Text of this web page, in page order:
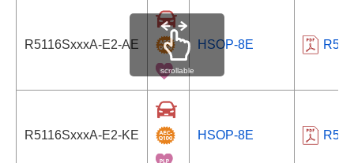
R5116SxxxA-E2-AE HSOP-8E
R5116SxxxA-E2-KE HSOP-8E
scrollable